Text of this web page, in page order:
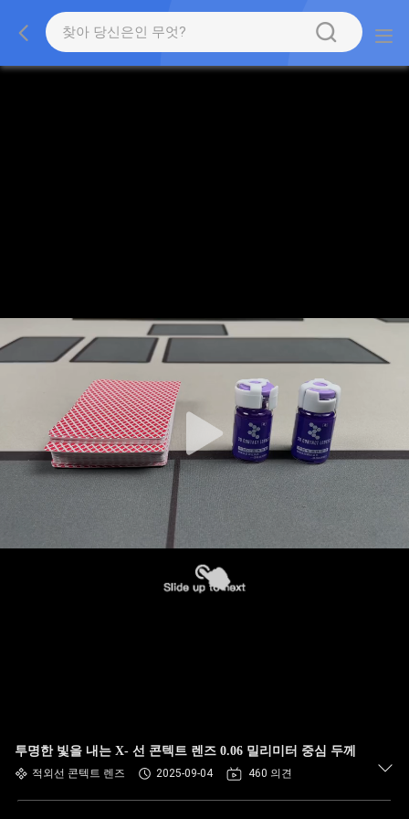
투명한 빛을 내는 X- 선 콘텍트 렌즈 0.06 밀리미터 중심 두께
적외선 콘텍트 렌즈 2025-09-04 460 의견